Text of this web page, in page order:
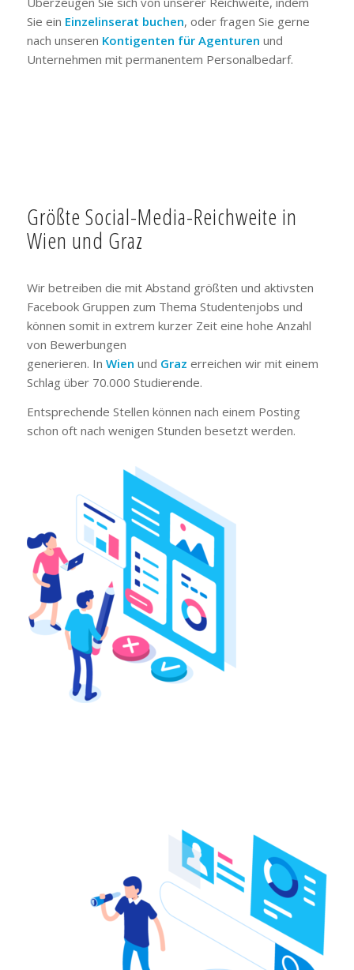
Sie ein Einzelinserat buchen, oder fragen Sie gerne
nach unseren Kontigenten für Agenturen und
Unternehmen mit permanentem Personalbedarf.
Größte Social-Media-Reichweite in
Wien und Graz
Wir betreiben die mit Abstand größten und aktivsten
Facebook Gruppen zum Thema Studentenjobs und
können somit in extrem kurzer Zeit eine hohe Anzahl
von Bewerbungen
generieren. In Wien und Graz erreichen wir mit einem
Schlag über 70.000 Studierende.
Entsprechende Stellen können nach einem Posting
schon oft nach wenigen Stunden besetzt werden.